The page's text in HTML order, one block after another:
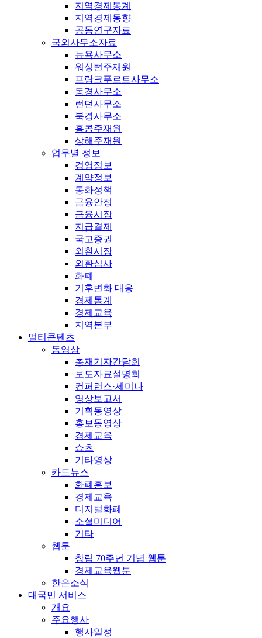
지역경제통계
지역경제동향
공동연구자료
국외사무소자료
뉴욕사무소
워싱턴주재원
프랑크푸르트사무소
동경사무소
런던사무소
북경사무소
홍콩주재원
상해주재원
업무별 정보
경영정보
계약정보
통화정책
금융안정
금융시장
지급결제
국고증권
외환시장
외환심사
화폐
기후변화 대응
경제통계
경제교육
지역본부
멀티콘텐츠
동영상
총재기자간담회
보도자료설명회
컨퍼런스·세미나
영상보고서
기획동영상
홍보동영상
경제교육
쇼츠
기타영상
카드뉴스
화폐홍보
경제교육
디지털화폐
소셜미디어
기타
웹툰
창립 70주년 기념 웹툰
경제교육웹툰
한은소식
대국민 서비스
개요
주요행사
행사일정